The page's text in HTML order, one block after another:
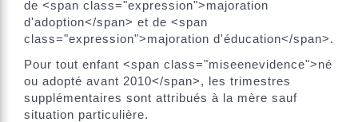
de <span class="expression">majoration
d'adoption</span> et de <span
class="expression">majoration d'éducation</span>.
Pour tout enfant <span class="miseenevidence">né
ou adopté avant 2010</span>, les trimestres
supplémentaires sont attribués à la mère sauf
situation particulière.